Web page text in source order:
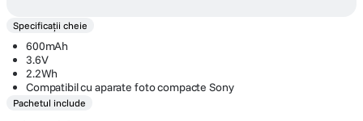
Specificații cheie
600mAh
3.6V
2.2Wh
Compatibil cu aparate foto compacte Sony
Pachetul include